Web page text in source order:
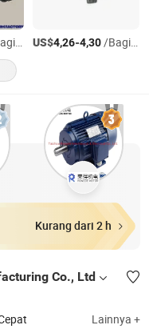
US$4,26-4,30/Bagian
Kurang dari 2 h
Co., Ltd
Lainnya +